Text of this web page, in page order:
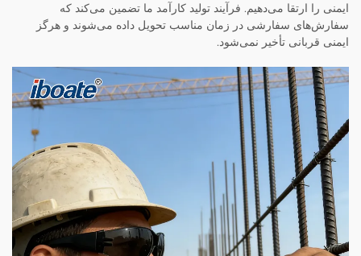
ایمنی را ارتقا می‌دهیم. فرآیند تولید کارآمد ما تضمین می‌کند که
سفارش‌های سفارشی در زمان مناسب تحویل داده می‌شوند و هرگز
ایمنی قربانی تأخیر نمی‌شود.